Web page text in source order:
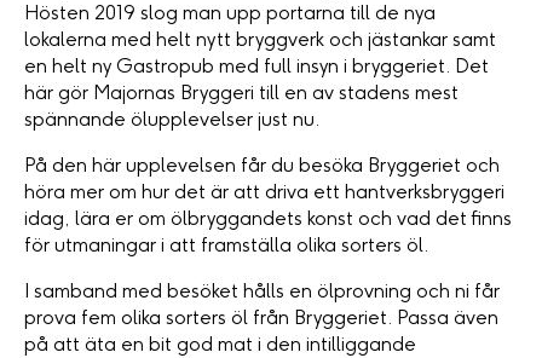
Hösten 2019 slog man upp portarna till de nya
lokalerna med helt nytt bryggverk och jästankar samt
en helt ny Gastropub med full insyn i bryggeriet. Det
här gör Majornas Bryggeri till en av stadens mest
spännande ölupplevelser just nu.
På den här upplevelsen får du besöka Bryggeriet och
höra mer om hur det är att driva ett hantverksbryggeri
idag, lära er om ölbryggandets konst och vad det finns
för utmaningar i att framställa olika sorters öl.
I samband med besöket hålls en ölprovning och ni får
prova fem olika sorters öl från Bryggeriet. Passa även
på att äta en bit god mat i den intilliggande